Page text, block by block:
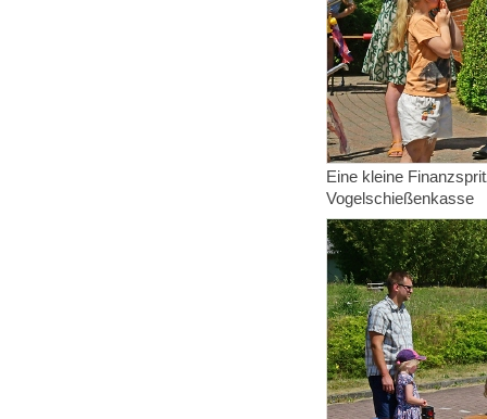
Eine kleine
Vogelschießenkasse